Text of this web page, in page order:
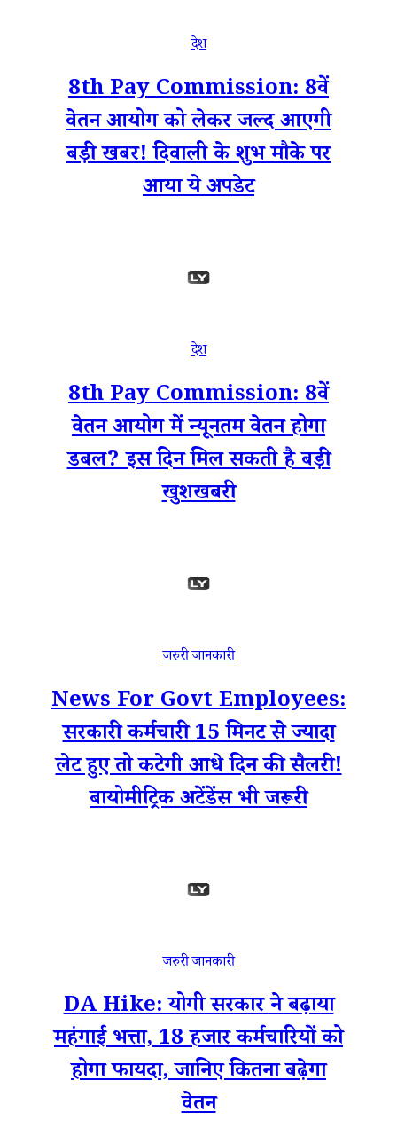
देश
8th Pay Commission: 8वें
वेतन आयोग को लेकर जल्द आएगी
बड़ी खबर! दिवाली के शुभ मौके पर
आया ये अपडेट
देश
8th Pay Commission: 8वें
वेतन आयोग में न्यूनतम वेतन होगा
डबल? इस दिन मिल सकती है बड़ी
खुशखबरी
जरुरी जानकारी
News For Govt Employees:
सरकारी कर्मचारी 15 मिनट से ज्‍यादा
लेट हुए तो कटेगी आधे दिन की सैलरी!
बायो‍मीट्रिक अटेंडेंस भी जरूरी
जरुरी जानकारी
DA Hike: योगी सरकार ने बढ़ाया
महंगाई भत्ता, 18 हजार कर्मचारियों को
होगा फायदा, जानिए कितना बढ़ेगा
वेतन